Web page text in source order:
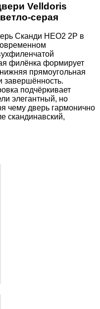
Velldoris
серая
Сканди НЕО2 2P в
филёнка формирует
прямоугольная
завершённость.
подчёркивает
элегантный, но
чему дверь гармонично
скандинавский,